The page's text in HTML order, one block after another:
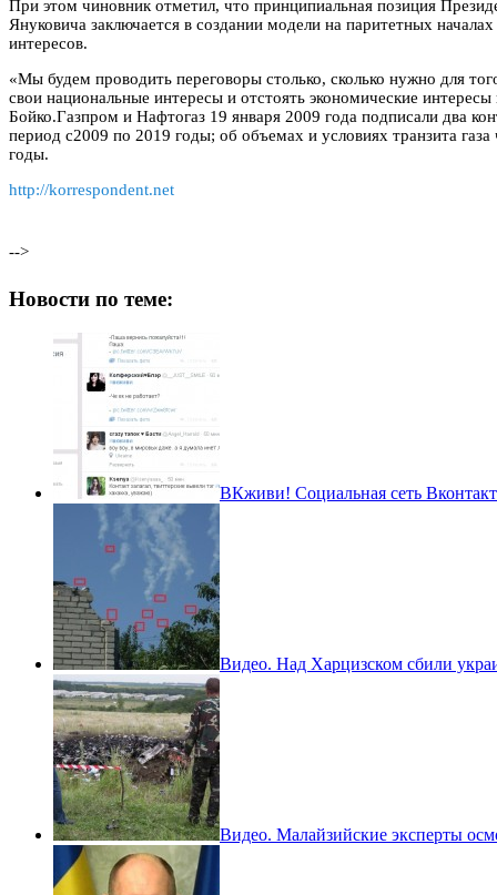
При этом чиновник отметил, что принципиальная позиция
Януковича заключается в создании модели на паритетных
интересов.
«Мы будем проводить переговоры столько, сколько нужно для
свои национальные интересы и отстоять экономические
Бойко.Газпром и Нафтогаз 19 января 2009 года подписали два
период с2009 по 2019 годы; об объемах и условиях транзита
годы.
http://korrespondent.net
-->
Новости по теме:
ВКживи! Социальная сеть
Видео. Над Харцизском сбили
Видео. Малайзийские эксперты